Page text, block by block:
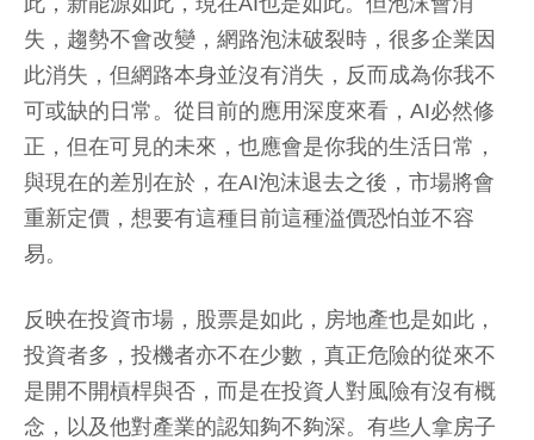
失，趨勢不會改變，網路泡沫破裂時，很多企業因
此消失，但網路本身並沒有消失，反而成為你我不
可或缺的日常。從目前的應用深度來看，AI必然修
正，但在可見的未來，也應會是你我的生活日常，
與現在的差別在於，在AI泡沫退去之後，市場將會
重新定價，想要有這種目前這種溢價恐怕並不容
易。
反映在投資市場，股票是如此，房地產也是如此，
投資者多，投機者亦不在少數，真正危險的從來不
是開不開槓桿與否，而是在投資人對風險有沒有概
念，以及他對產業的認知夠不夠深。有些人拿房子